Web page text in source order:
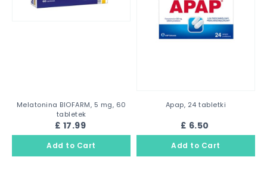
Melatonina BIOFARM, 5 mg, 60
tabletek
£ 17.99
Apap, 24 tabletki
£ 6.50